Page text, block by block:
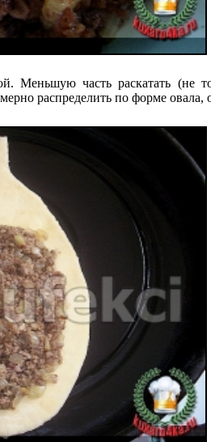
Меньшую часть раскатать (не
распределить по форме овала,